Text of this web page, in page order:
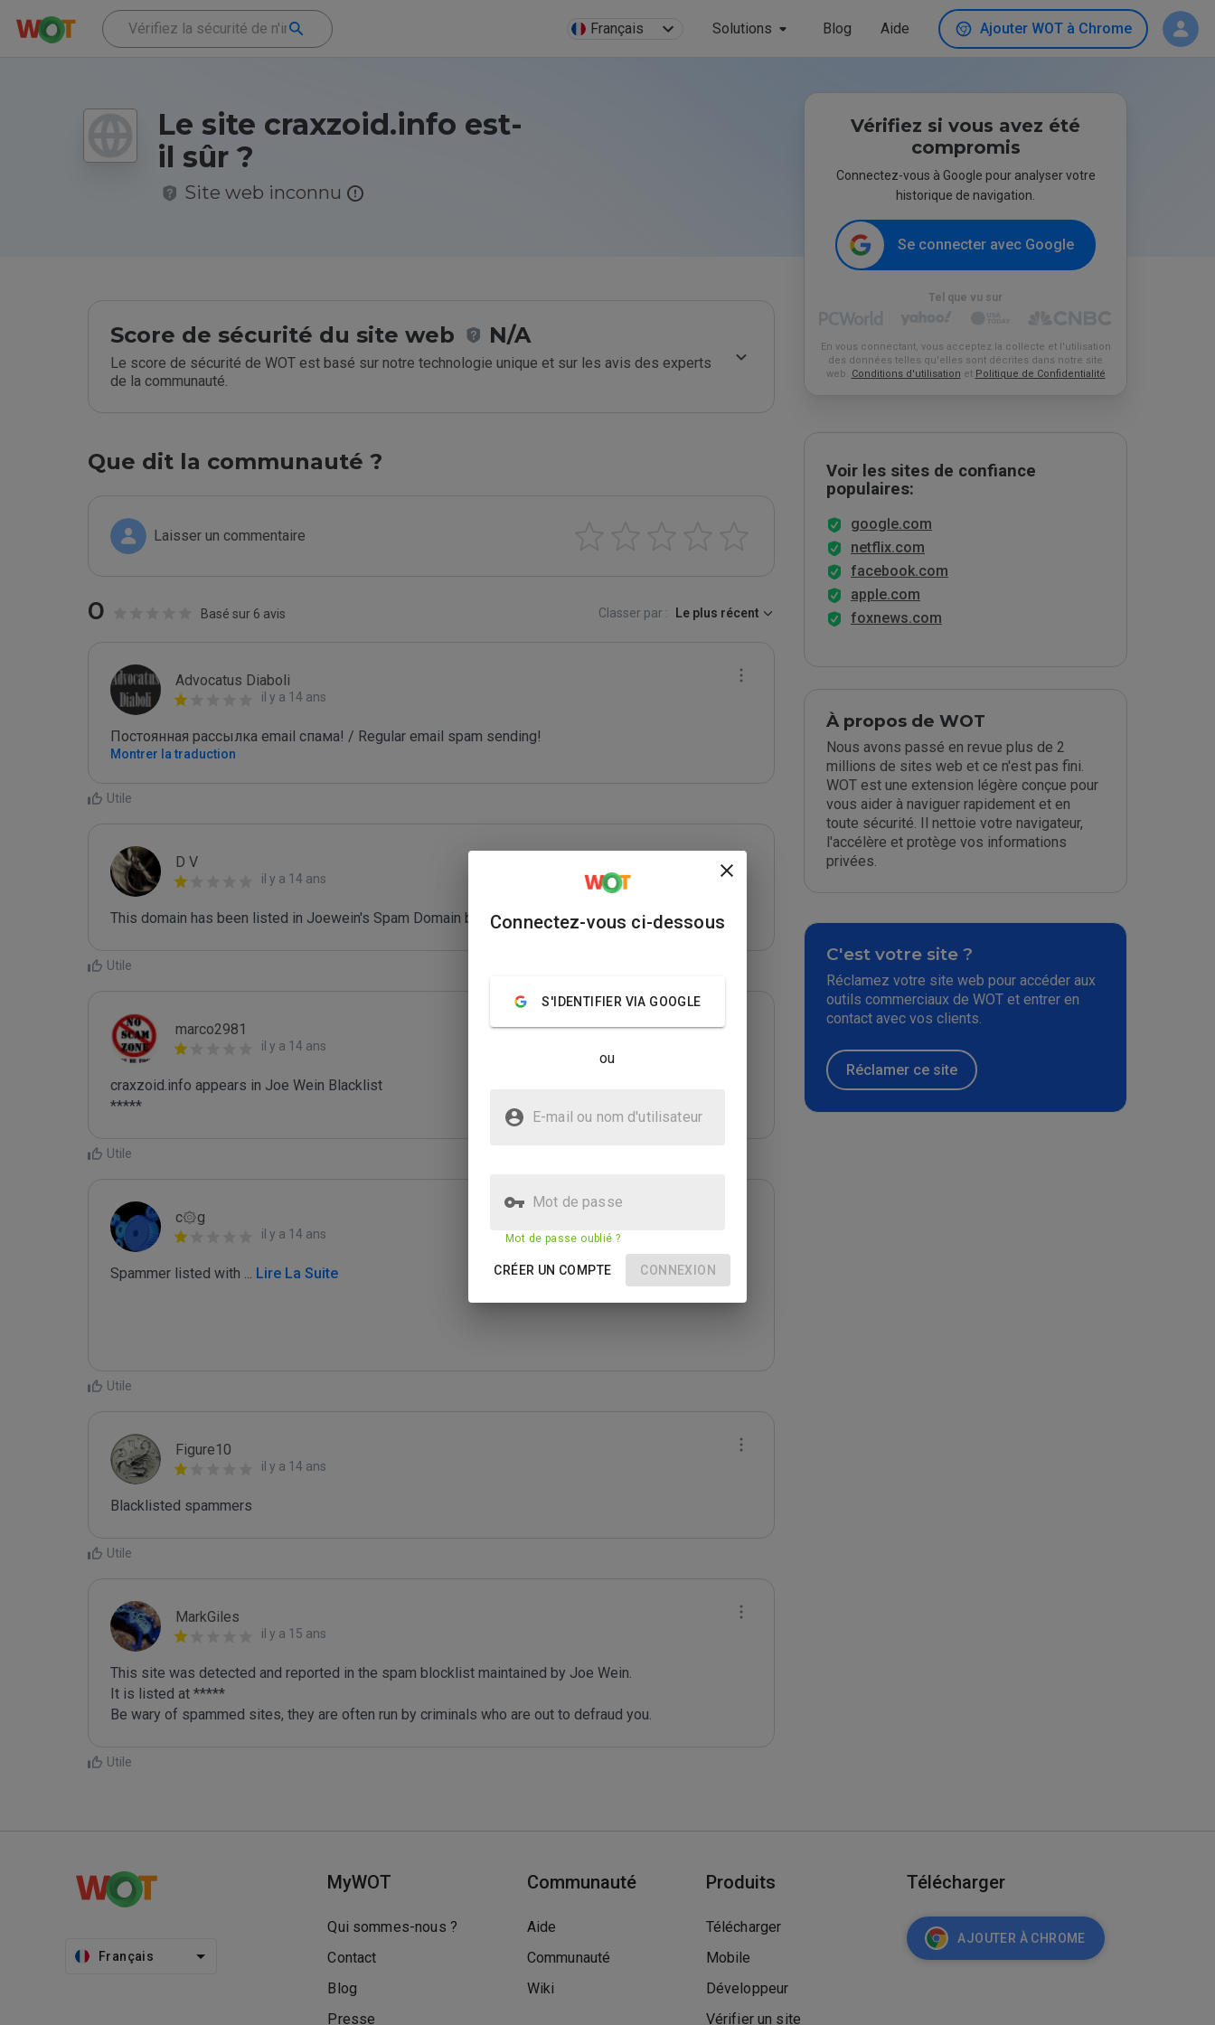
Français Solutions Blog Aide Ajouter WOT à Chrome
Le site craxzoid.info est-
il sûr ?
Site web inconnu
Score de sécurité du site web N/A
Le score de sécurité de WOT est basé sur notre technologie unique et sur les avis des experts
de la communauté.
Que dit la communauté ?
Laisser un commentaire
0 Basé sur 6 avis Classer par : Le plus récent
Advocatus Diaboli
il y a 14 ans
Постоянная рассылка email спама! / Regular email spam sending!
Montrer la traduction
Utile
D V
il y a 14 ans
This domain has been listed in Joewein's Spam Domain blacklist. Refer: *****
Utile
marco2981
il y a 14 ans
craxzoid.info appears in Joe Wein Blacklist
*****
Utile
c۞g
il y a 14 ans
Spammer listed with ... Lire La Suite
Utile
Figure10
il y a 14 ans
Blacklisted spammers
Utile
MarkGiles
il y a 15 ans
This site was detected and reported in the spam blocklist maintained by Joe Wein.
It is listed at *****
Be wary of spammed sites, they are often run by criminals who are out to defraud you.
Utile
Vérifiez si vous avez été
compromis
Connectez-vous à Google pour analyser votre
historique de navigation.
Se connecter avec Google
Tel que vu sur
En vous connectant, vous acceptez la collecte et l'utilisation
des données telles qu'elles sont décrites dans notre site
web. Conditions d'utilisation et Politique de Confidentialité
Voir les sites de confiance
populaires:
google.com
netflix.com
facebook.com
apple.com
foxnews.com
À propos de WOT
Nous avons passé en revue plus de 2
millions de sites web et ce n'est pas fini.
WOT est une extension légère conçue pour
vous aider à naviguer rapidement et en
toute sécurité. Il nettoie votre navigateur,
l'accélère et protège vos informations
privées.
C'est votre site ?
Réclamez votre site web pour accéder aux
outils commerciaux de WOT et entrer en
contact avec vos clients.
Réclamer ce site
Français
MyWOT
Qui sommes-nous ?
Contact
Blog
Presse
Communauté
Aide
Communauté
Wiki
Produits
Télécharger
Mobile
Développeur
Vérifier un site
Télécharger
AJOUTER À CHROME
Connectez-vous ci-dessous
S'IDENTIFIER VIA GOOGLE
ou
E-mail ou nom d'utilisateur
Mot de passe
Mot de passe oublié ?
CRÉER UN COMPTE CONNEXION